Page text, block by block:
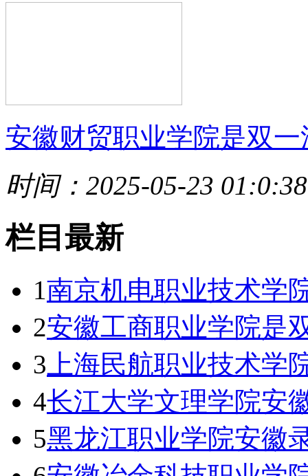
安徽财贸职业学院是双一
时间：2025-05-23 01:0:38
栏目最新
1南京机电职业技术学
2安徽工商职业学院是
3 上海民航职业技术学
4长江大学文理学院安
5黑龙江职业学院安徽